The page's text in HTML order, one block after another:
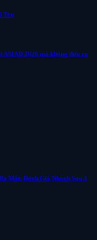
Trụ
2026 mà không đưa ra
Mắt: Đánh Giá Nhanh Sau 3